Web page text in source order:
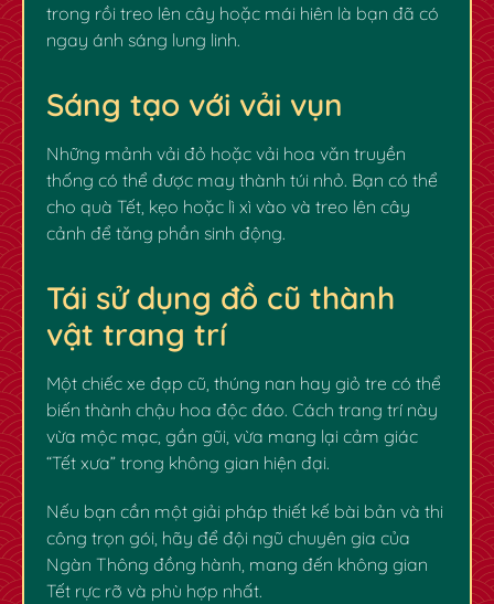
trong rồi treo lên cây hoặc mái hiên là bạn đã có
ngay ánh sáng lung linh.
Sáng tạo với vải vụn
Những mảnh vải đỏ hoặc vải hoa văn truyền
thống có thể được may thành túi nhỏ. Bạn có thể
cho quà Tết, kẹo hoặc lì xì vào và treo lên cây
cảnh để tăng phần sinh động.
Tái sử dụng đồ cũ thành
vật trang trí
Một chiếc xe đạp cũ, thúng nan hay giỏ tre có thể
biến thành chậu hoa độc đáo. Cách trang trí này
vừa mộc mạc, gần gũi, vừa mang lại cảm giác
“Tết xưa” trong không gian hiện đại.
Nếu bạn cần một giải pháp thiết kế bài bản và thi
công trọn gói, hãy để đội ngũ chuyên gia của
Ngàn Thông đồng hành, mang đến không gian
Tết rực rỡ và phù hợp nhất.